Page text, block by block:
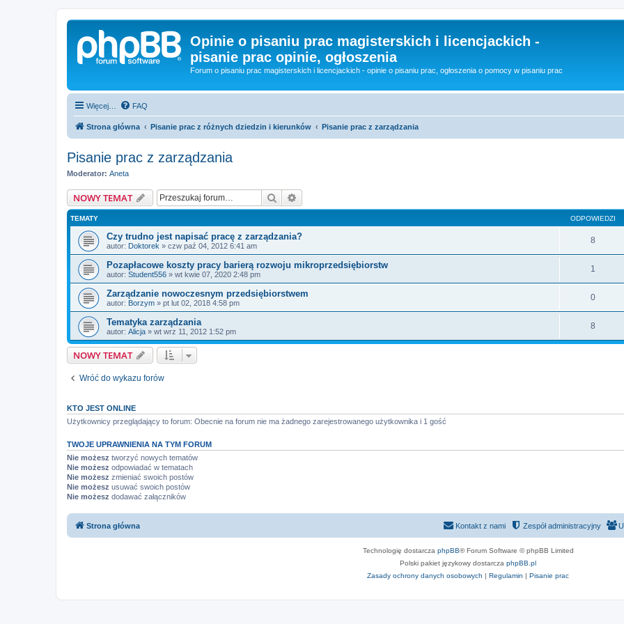
Opinie o pisaniu prac magisterskich i licencjackich -
pisanie prac opinie, ogłoszenia
Forum o pisaniu prac magisterskich i licencjackich - opinie o pisaniu prac, ogłoszenia o pomocy w pisaniu prac
Więcej… FAQ
Strona główna Pisanie prac z różnych dziedzin i kierunków Pisanie prac z zarządzania
Pisanie prac z zarządzania
Moderator: Aneta
NOWY TEMAT Szukaj
TEMATY ODPOWIEDZI
Czy trudno jest napisać pracę z zarządzania?
autor: Doktorek » czw paź 04, 2012 6:41 am
8
Pozapłacowe koszty pracy barierą rozwoju mikroprzedsiębiorstw
autor: Student556 » wt kwie 07, 2020 2:48 pm
1
Zarządzanie nowoczesnym przedsiębiorstwem
autor: Borzym » pt lut 02, 2018 4:58 pm
0
Tematyka zarządzania
autor: Alicja » wt wrz 11, 2012 1:52 pm
8
NOWY TEMAT
Wróć do wykazu forów
KTO JEST ONLINE
Użytkownicy przeglądający to forum: Obecnie na forum nie ma żadnego zarejestrowanego użytkownika i 1 gość
TWOJE UPRAWNIENIA NA TYM FORUM
Nie możesz tworzyć nowych tematów
Nie możesz odpowiadać w tematach
Nie możesz zmieniać swoich postów
Nie możesz usuwać swoich postów
Nie możesz dodawać załączników
Strona główna Zespół administracyjny
Kontakt z nami
Technologię dostarcza phpBB® Forum Software © phpBB Limited
Polski pakiet językowy dostarcza phpBB.pl
Zasady ochrony danych osobowych | Regulamin | Pisanie prac